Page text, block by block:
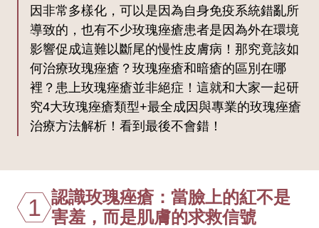
因非常多樣化，可以是因為自身免疫系統錯亂所
導致的，也有不少玫瑰痤瘡患者是因為外在環境
影響促成這難以斷尾的慢性皮膚病！那究竟該如
何治療玫瑰痤瘡？玫瑰痤瘡和暗瘡的區別在哪
裡？患上玫瑰痤瘡並非絕症！這就和大家一起研
究4大玫瑰痤瘡類型+最全成因與專業的玫瑰痤瘡
治療方法解析！看到最後不會錯！
1 認識玫瑰痤瘡：當臉上的紅不是
害羞，而是肌膚的求救信號